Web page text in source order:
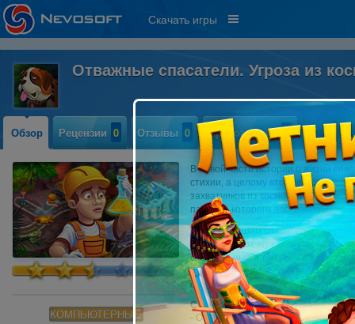
Скачать игры
Отважные спасатели. Угроза из
Обзор Рецензии 0 Отзывы 0 Прохождение 0
КОМПЬЮТЕРНЫЕ
В новой части истории о жизни
стихии, а целому вторжению
захватчиков из космоса
падение которого доставило
Сегодня нашим спасателям
избавиться от агрессивных
специальный агент ФБР Эйдан и
последствия инопланетного
сроки!
Системные требования:
- OS: Windows 7или более поздняя